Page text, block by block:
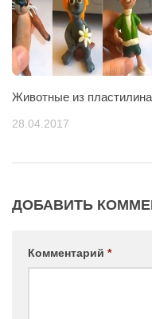
Животные из пластилина
28.04.2017
ДОБАВИТЬ
Комментарий *